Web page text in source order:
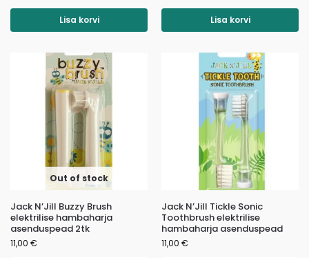
Lisa korvi Lisa korvi
Out of stock
Jack N’Jill Buzzy Brush
elektrilise hambaharja
asenduspead 2tk
11,00 €
Jack N’Jill Tickle Sonic
Toothbrush elektrilise
hambaharja asenduspead
11,00 €